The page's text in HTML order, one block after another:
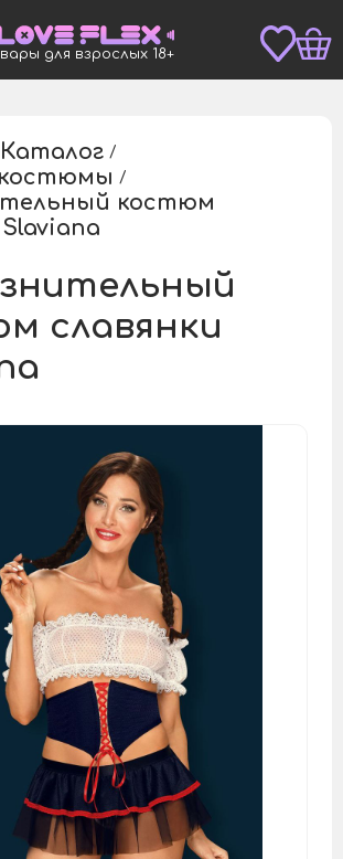
для взрослых 18+
Каталог /
/
костюм
славянки